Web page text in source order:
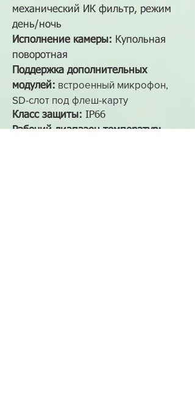
механический ИК фильтр, режим
день/ночь
Исполнение камеры: Купольная
поворотная
Поддержка дополнительных
модулей: встроенный микрофон,
SD-слот под флеш-карту
Класс защиты: IP66
Рабочий диапазон температур: